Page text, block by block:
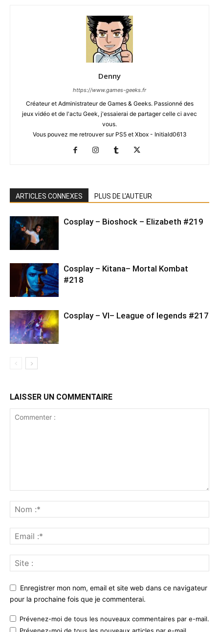
Denny
https://www.games-geeks.fr
Créateur et Administrateur de Games & Geeks. Passionné des
jeux vidéo et de l'actu Geek, j'essaierai de partager celle ci avec
vous.
Vous pouvez me retrouver sur PS5 et Xbox - Initiald0613
ARTICLES CONNEXES PLUS DE L'AUTEUR
Cosplay – Bioshock – Elizabeth #219
Cosplay – Kitana– Mortal Kombat
#218
Cosplay – VI– League of legends #217
LAISSER UN COMMENTAIRE
Enregistrer mon nom, email et site web dans ce navigateur
pour la prochaine fois que je commenterai.
Prévenez-moi de tous les nouveaux commentaires par e-mail.
Prévenez-moi de tous les nouveaux articles par e-mail.